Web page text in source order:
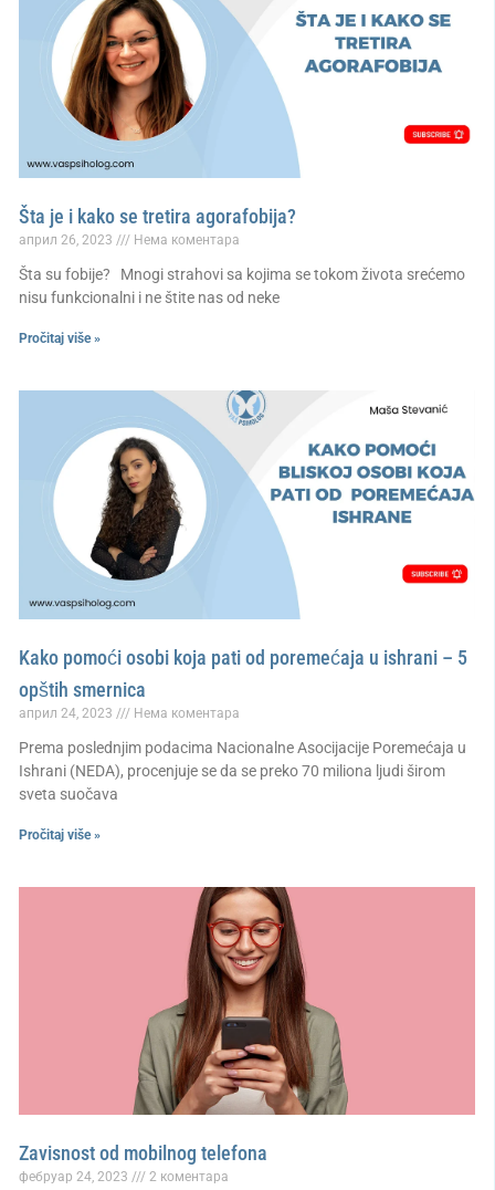
Šta je i kako se tretira agorafobija?
април 26, 2023 Нема коментара
Šta su fobije? Mnogi strahovi sa kojima se tokom života srećemo
nisu funkcionalni i ne štite nas od neke
Pročitaj više »
Kako pomoći osobi koja pati od poremećaja u ishrani – 5
opštih smernica
април 24, 2023 Нема коментара
Prema poslednjim podacima Nacionalne Asocijacije Poremećaja u
Ishrani (NEDA), procenjuje se da se preko 70 miliona ljudi širom
sveta suočava
Pročitaj više »
Zavisnost od mobilnog telefona
фебруар 24, 2023 2 коментара